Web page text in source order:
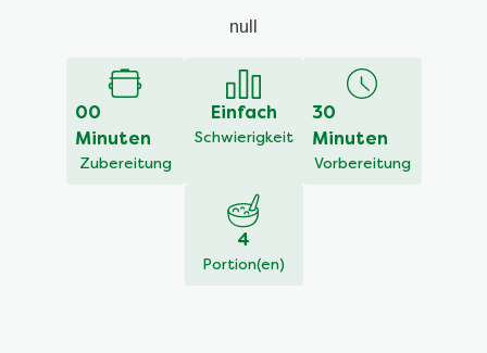
null
00
Minuten
Zubereitung
Einfach
Schwierigkeit
30
Minuten
Vorbereitung
4
Portion(en)